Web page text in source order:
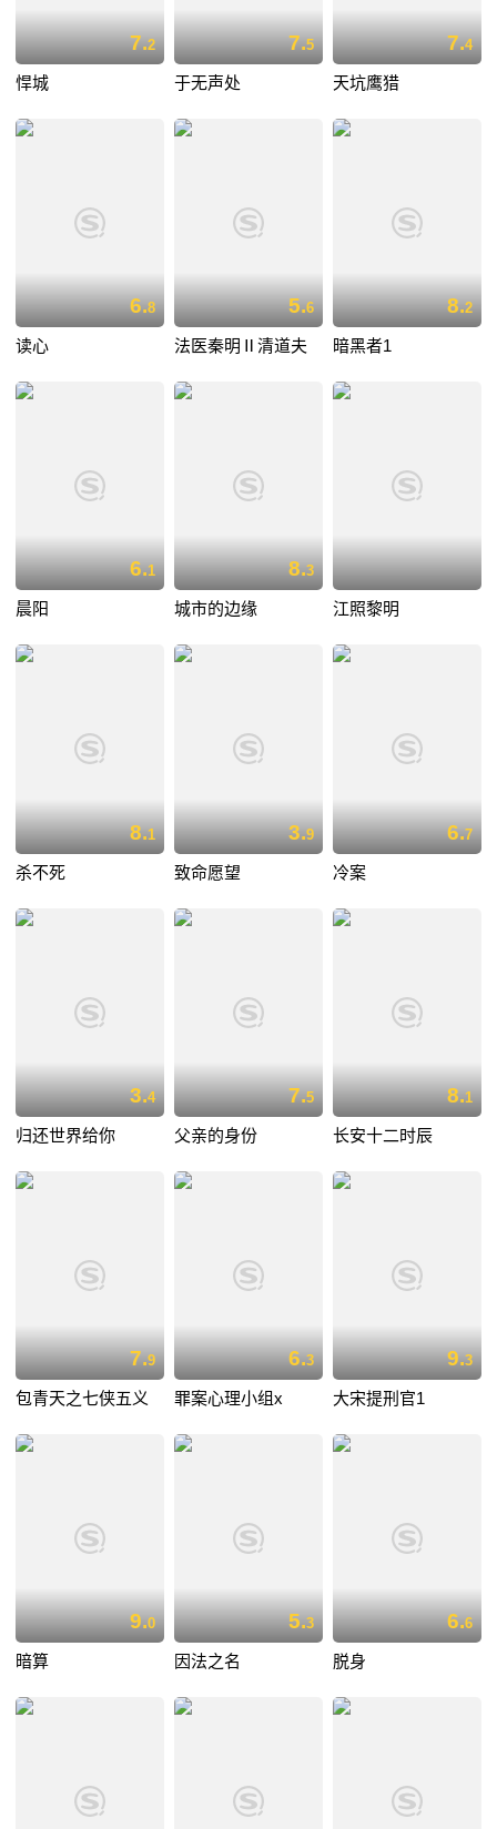
7.2
悍城
7.5
于无声处
7.4
天坑鹰猎
6.8
读心
5.6
法医秦明Ⅱ清道夫
8.2
暗黑者1
6.1
晨阳
8.3
城市的边缘 江照黎明
8.1
杀不死
3.9
致命愿望
6.7
冷案
3.4
归还世界给你
7.5
父亲的身份
8.1
长安十二时辰
7.9
包青天之七侠五义
6.3
罪案心理小组x
9.3
大宋提刑官1
9.0
暗算
5.3
因法之名
6.6
脱身